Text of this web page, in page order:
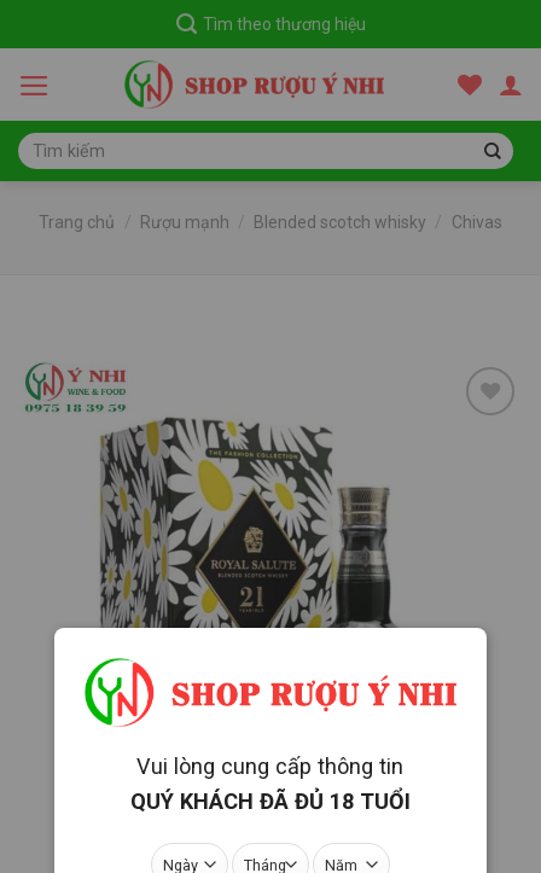
Tìm theo thương hiệu
Tìm
kiếm:
Trang chủ / Rượu mạnh / Blended scotch whisky / Chivas
thích
Vui lòng cung cấp thông tin
QUÝ KHÁCH ĐÃ ĐỦ 18 TUỔI